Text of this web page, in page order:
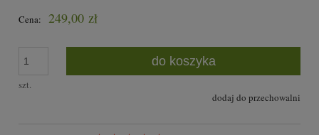
Cena: 249,00 zł
szt.
do koszyka
dodaj do przechowalni